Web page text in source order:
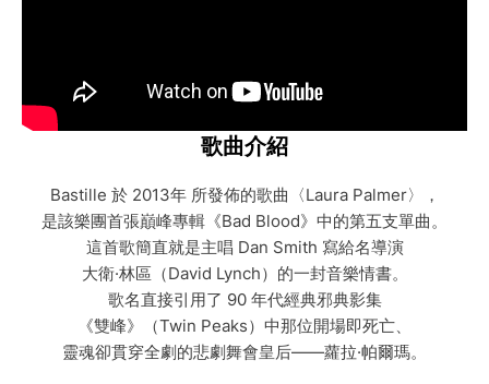
歌曲介紹
Bastille 於 2013年 所發佈的歌曲〈Laura Palmer〉，
是該樂團首張巔峰專輯《Bad Blood》中的第五支單曲。
這首歌簡直就是主唱 Dan Smith 寫給名導演
大衛·林區（David Lynch）的一封音樂情書。
歌名直接引用了 90 年代經典邪典影集
《雙峰》（Twin Peaks）中那位開場即死亡、
靈魂卻貫穿全劇的悲劇舞會皇后——蘿拉·帕爾瑪。